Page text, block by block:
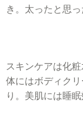
き。太ったと思
スキンケアは化
体にはボディク
り。美肌には睡眠